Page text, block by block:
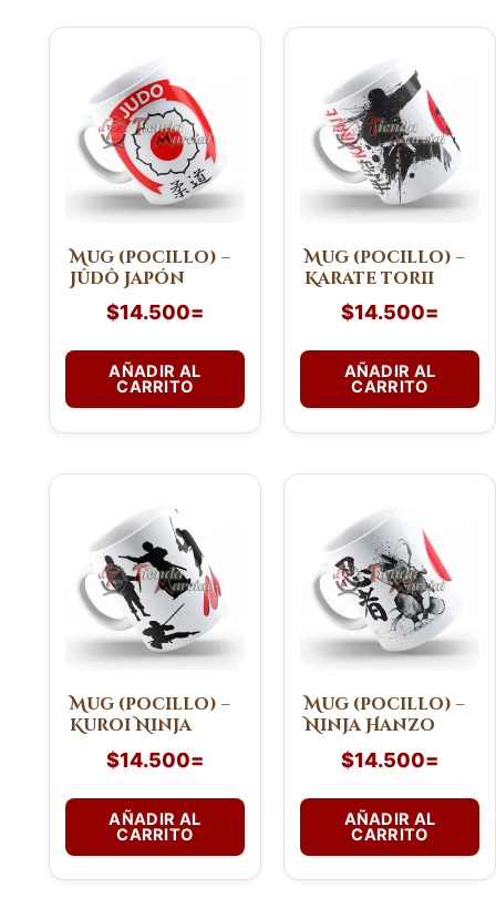
Mug (pocillo) –
Jûdô Japón
$14.500=
AÑADIR AL
CARRITO
Mug (pocillo) –
Karate torii
$14.500=
AÑADIR AL
CARRITO
Mug (pocillo) –
Kuroi Ninja
$14.500=
AÑADIR AL
CARRITO
Mug (pocillo) –
Ninja Hanzo
$14.500=
AÑADIR AL
CARRITO